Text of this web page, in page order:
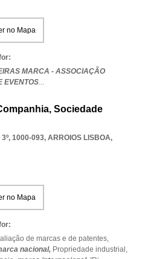
no Mapa
MARCA - ASSOCIAÇÃO
EVENTOS...
Sociedade
1000-093, ARROIOS LISBOA,
no Mapa
de marcas e de patentes,
nacional, Propriedade industrial,